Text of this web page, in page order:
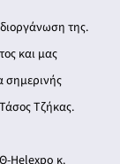
της.
και μας
σημερινής
Τζήκας.
Helexpo κ.